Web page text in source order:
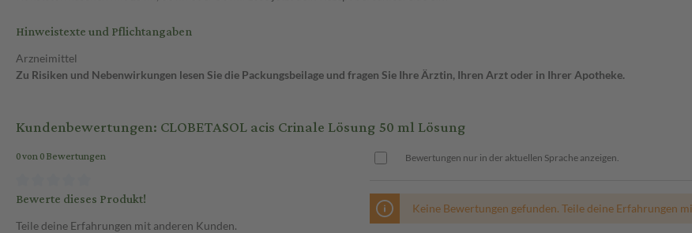
Hinweistexte und Pflichtangaben
Arzneimittel
Zu Risiken und Nebenwirkungen lesen Sie die Packungsbeilage und fragen Sie Ihre Ärztin, Ihren Arzt oder in Ihrer Apotheke.
Kundenbewertungen: CLOBETASOL acis Crinale Lösung 50 ml Lösung
0 von 0 Bewertungen
Bewerte dieses Produkt!
Teile deine Erfahrungen mit anderen Kunden.
Bewertungen nur in der aktuellen Sprache anzeigen.
Keine Bewertungen gefunden. Teile deine Erfahrungen